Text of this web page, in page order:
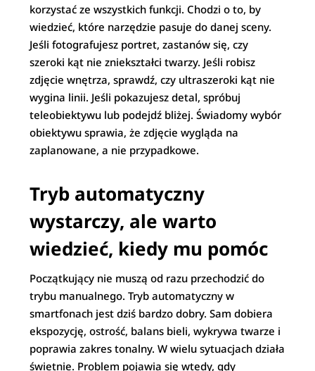
korzystać ze wszystkich funkcji. Chodzi o to, by
wiedzieć, które narzędzie pasuje do danej sceny.
Jeśli fotografujesz portret, zastanów się, czy
szeroki kąt nie zniekształci twarzy. Jeśli robisz
zdjęcie wnętrza, sprawdź, czy ultraszeroki kąt nie
wygina linii. Jeśli pokazujesz detal, spróbuj
teleobiektywu lub podejdź bliżej. Świadomy wybór
obiektywu sprawia, że zdjęcie wygląda na
zaplanowane, a nie przypadkowe.
Tryb automatyczny
wystarczy, ale warto
wiedzieć, kiedy mu pomóc
Początkujący nie muszą od razu przechodzić do
trybu manualnego. Tryb automatyczny w
smartfonach jest dziś bardzo dobry. Sam dobiera
ekspozycję, ostrość, balans bieli, wykrywa twarze i
poprawia zakres tonalny. W wielu sytuacjach działa
świetnie. Problem pojawia się wtedy, gdy